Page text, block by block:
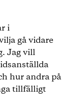
i
gå vidare
Jag vill
hur andra på
tillfälligt